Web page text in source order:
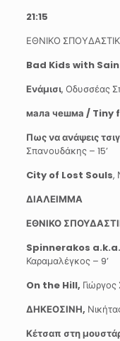
21:15
ΕΘΝΙΚΟ
Bad Kids with
Ενάμισι, Οδυσσέας
мала чешма / Tiny
Πως να ανάψεις
Σπανουδάκης – 15’
City of Lost Souls,
ΔΙΑΛΕΙΜΜΑ
ΕΘΝΙΚΟ
Spinnerakos a.k.a
Καραμαλέγκος – 9’
On the Hill, Γιώργος
ΔΗΚΕΟΣΙΝΗ,
Κέτσαπ στη